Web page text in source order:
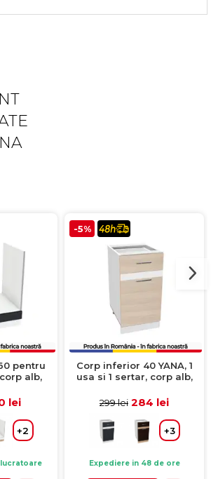
pentru
alb,
cm
lei
+2
lucratoare
-5%
Corp inferior 40 YANA, 1
usa si 1 sertar, corp alb,
40x50x77 cm
299 lei 284 lei
+3
Expediere in 48 de ore